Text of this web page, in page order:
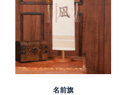
名前旗